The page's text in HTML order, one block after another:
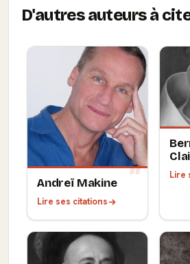
D'autres auteurs à
Andreï Makine
Lire ses citations
Lire